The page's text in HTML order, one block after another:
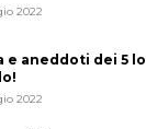
2022
e aneddoti dei 5
2022